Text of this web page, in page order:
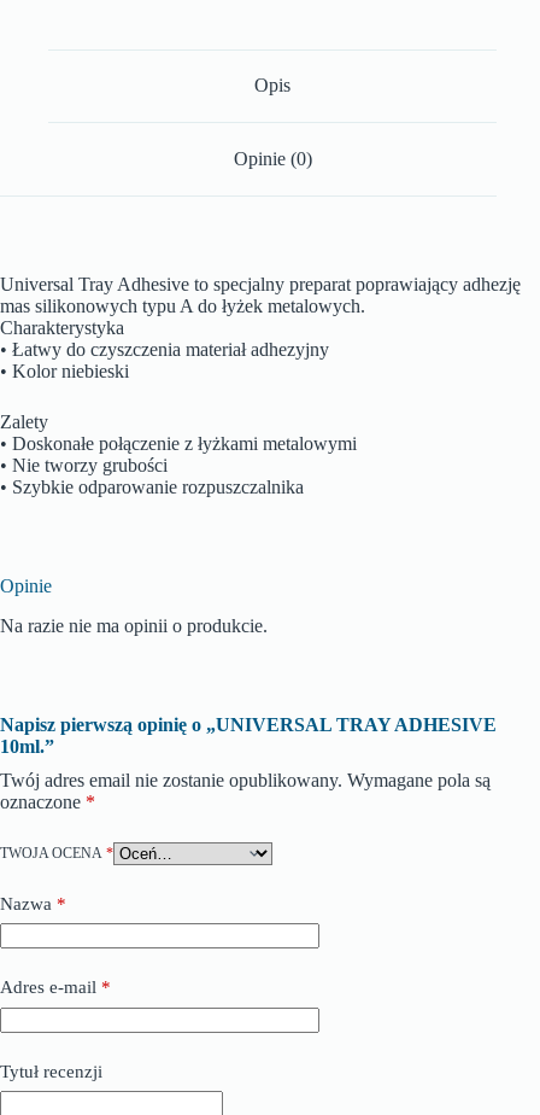
Opis
Opinie (0)
Universal Tray Adhesive to specjalny preparat poprawiający adhezję
mas silikonowych typu A do łyżek metalowych.
Charakterystyka
• Łatwy do czyszczenia materiał adhezyjny
• Kolor niebieski
Zalety
• Doskonałe połączenie z łyżkami metalowymi
• Nie tworzy grubości
• Szybkie odparowanie rozpuszczalnika
Opinie
Na razie nie ma opinii o produkcie.
Napisz pierwszą opinię o „UNIVERSAL TRAY ADHESIVE
10ml.”
Twój adres email nie zostanie opublikowany. Wymagane pola są
oznaczone *
TWOJA OCENA *
Nazwa *
Adres e-mail *
Tytuł recenzji